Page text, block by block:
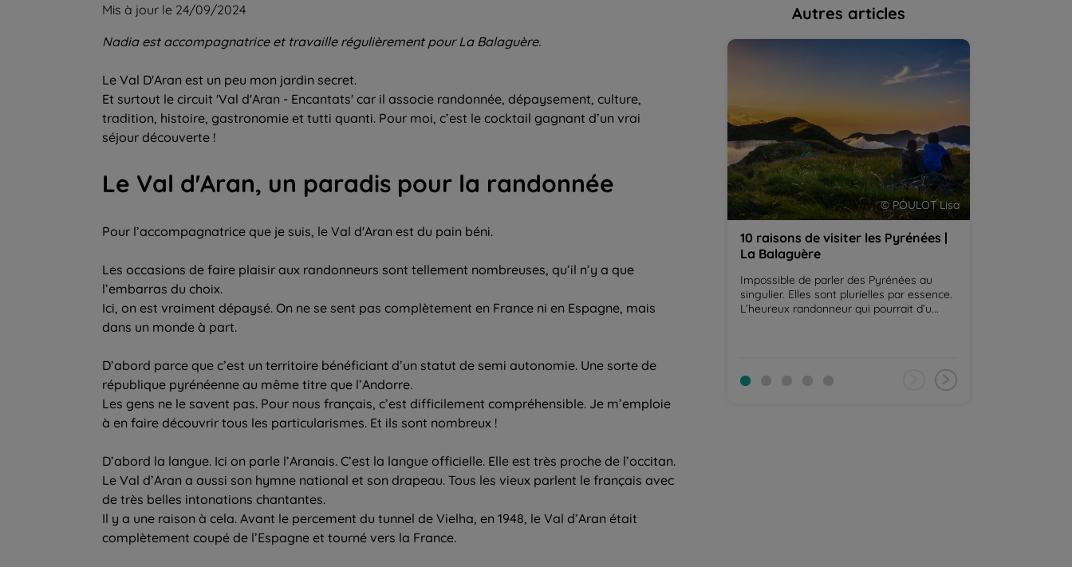
Mis à jour le 24/09/2024
Nadia est accompagnatrice et travaille régulièrement pour La Balaguère.
Le Val D'Aran est un peu mon jardin secret.
Et surtout le circuit 'Val d'Aran - Encantats' car il associe randonnée, dépaysement, culture,
tradition, histoire, gastronomie et tutti quanti. Pour moi, c’est le cocktail gagnant d’un vrai
séjour découverte !
Le Val d'Aran, un paradis pour la randonnée
Pour l’accompagnatrice que je suis, le Val d'Aran est du pain béni.
Les occasions de faire plaisir aux randonneurs sont tellement nombreuses, qu’il n’y a que
l’embarras du choix.
Ici, on est vraiment dépaysé. On ne se sent pas complètement en France ni en Espagne, mais
dans un monde à part.
D’abord parce que c’est un territoire bénéficiant d’un statut de semi autonomie. Une sorte de
république pyrénéenne au même titre que l’Andorre.
Les gens ne le savent pas. Pour nous français, c’est difficilement compréhensible. Je m’emploie
à en faire découvrir tous les particularismes. Et ils sont nombreux !
D’abord la langue. Ici on parle l’Aranais. C’est la langue officielle. Elle est très proche de l’occitan.
Le Val d’Aran a aussi son hymne national et son drapeau. Tous les vieux parlent le français avec
de très belles intonations chantantes.
Il y a une raison à cela. Avant le percement du tunnel de Vielha, en 1948, le Val d’Aran était
complètement coupé de l’Espagne et tourné vers la France.
Autres articles
10 raisons de visiter les Pyrénées | La
© POULOT Lisa
10 raisons de visiter les Pyrénées |
La Balaguère
Impossible de parler des Pyrénées au
singulier. Elles sont plurielles par essence.
L’heureux randonneur qui pourrait d’u...